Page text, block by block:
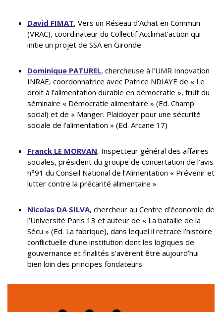
David FIMAT, Vers un Réseau d’Achat en Commun
(VRAC), coordinateur du Collectif Acclimat’action qui
initie un projet de SSA en Gironde
Dominique PATUREL, chercheuse à l’UMR Innovation
INRAE, coordonnatrice avec Patrice NDIAYE de « Le
droit à l’alimentation durable en démocratie », fruit du
séminaire « Démocratie alimentaire » (Ed. Champ
social) et de « Manger. Plaidoyer pour une sécurité
sociale de l’alimentation » (Ed. Arcane 17)
Franck LE MORVAN, Inspecteur général des affaires
sociales, président du groupe de concertation de l’avis
n°91 du Conseil National de l’Alimentation « Prévenir et
lutter contre la précarité alimentaire »
Nicolas DA SILVA, chercheur au Centre d’économie de
l’Université Paris 13 et auteur de « La bataille de la
Sécu » (Ed. La fabrique), dans lequel il retrace l’histoire
conflictuelle d’une institution dont les logiques de
gouvernance et finalités s’avèrent être aujourd’hui
bien loin des principes fondateurs.